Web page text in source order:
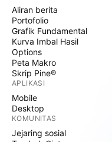
Aliran berita
Portofolio
Grafik Fundamental
Kurva Imbal Hasil
Options
Peta Makro
Skrip Pine®
APLIKASI
Mobile
Desktop
KOMUNITAS
Jejaring sosial